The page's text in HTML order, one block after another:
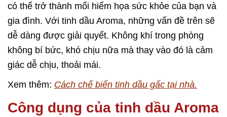
có thể trở thành mối hiểm họa sức khỏe của bạn và
gia đình. Với tinh dầu Aroma, những vấn đề trên sẽ
dễ dàng được giải quyết. Không khí trong phòng
không bí bức, khó chịu nữa mà thay vào đó là cảm
giác dễ chịu, thoải mái.
Xem thêm: Cách chế biến tinh dầu gấc tại nhà.
Công dụng của tinh dầu Aroma